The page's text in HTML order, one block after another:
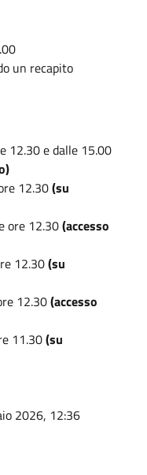
un recapito
12.30 e dalle 15.00
12.30(su
ore 12.30(accesso
12.30(su
12.30(accesso
11.30(su
2026, 12:36